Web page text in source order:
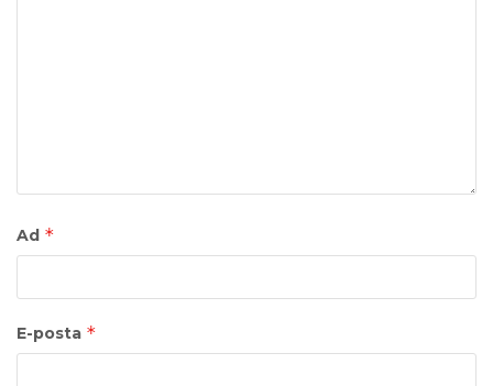
Ad *
E-posta *